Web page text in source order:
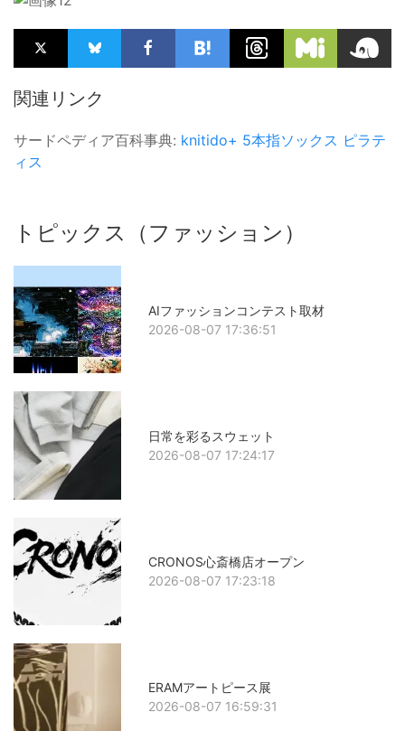
関連リンク
サードペディア百科事典: knitido+ 5本指ソックス ピラテ
ィス
トピックス（ファッション）
AIファッションコンテスト取材
2026-08-07 17:36:51
日常を彩るスウェット
2026-08-07 17:24:17
CRONOS心斎橋店オープン
2026-08-07 17:23:18
ERAMアートピース展
2026-08-07 16:59:31